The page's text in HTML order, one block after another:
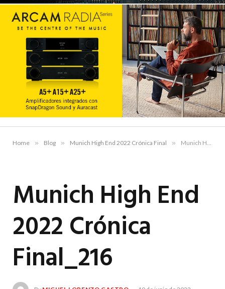
Home » Blog » Munich High End 2022 Crónica Final » Munich High End 2022 Crónica Final_216
Munich High End
2022 Crónica
Final_216